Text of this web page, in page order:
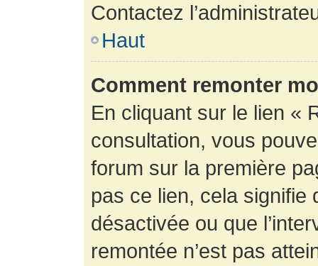
Contactez
Haut
Comment remonter
En cliquant sur le lien «
consultation, vous
forum sur la première
pas ce lien, cela signifie
désactivée ou que
remontée n’est pas